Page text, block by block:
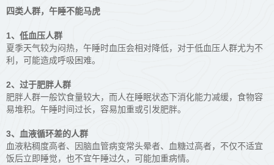
四类人群，午睡不能马虎
1、低血压人群
夏季天气较为闷热，午睡时血压会相对降低，对于低血压人群尤为不
利，可能造成呼吸困难。
2、过于肥胖人群
肥胖人群一般饮食量较大，而人在睡眠状态下消化能力减缓，食物容
易堆积。午睡时间过长，容易加重或引发肥胖。
3、血液循环差的人群
血液粘稠度高者、因脑血管病变常头晕者、血糖过高者，不仅不适宜
饭后立即睡觉，也不宜午睡过久，可能加重病情。